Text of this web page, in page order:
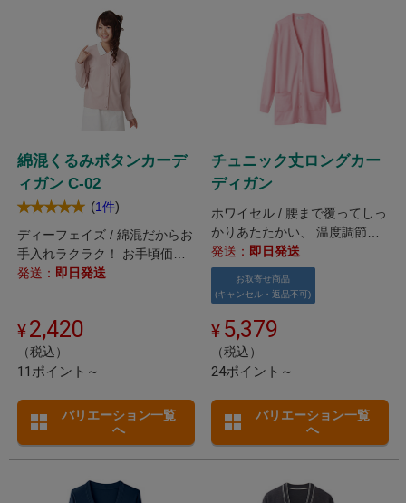
綿混くるみボタンカーデ
ィガン C-02
(1件)
ディーフェイズ / 綿混だからお
手入れラクラク！ お手頃価格
のカットソーカーディガン。
発送： 即日発送
2,420
（税込）
11ポイント～
バリエーション一覧
へ
チュニック丈ロングカー
ディガン
ホワイセル / 腰まで覆ってしっ
かりあたたかい、 温度調節に
最適なロングカーディガン。
発送： 即日発送
お取寄せ商品
(キャンセル・返品不可)
5,379
（税込）
24ポイント～
バリエーション一覧
へ